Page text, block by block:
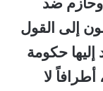
إلى القول
إليها حكومة
لا